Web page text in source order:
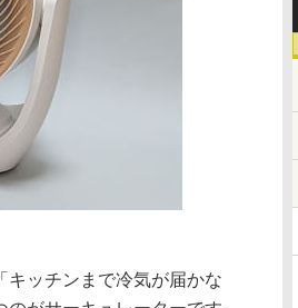
キッチンまで冷気が届かな